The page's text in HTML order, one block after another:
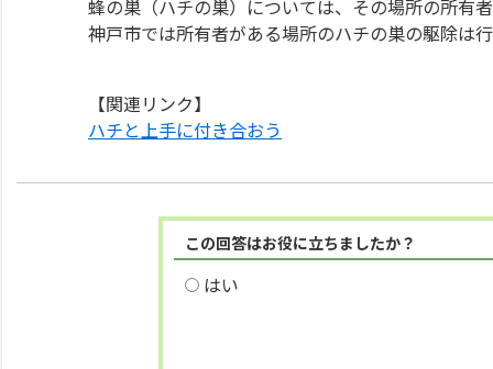
蜂の巣（ハチの巣）については、その場所の所有
神戸市では所有者がある場所のハチの巣の駆除は
【関連リンク】
ハチと上手に付き合おう
この回答はお役に立ちましたか？
はい